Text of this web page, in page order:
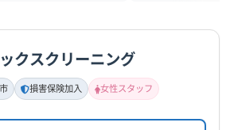
クスクリーニング
損害保険加入 女性スタッフ